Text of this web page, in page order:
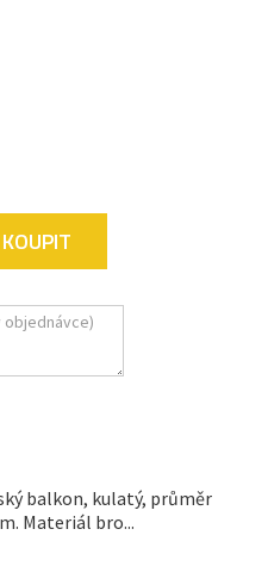
KOUPIT
balkon, kulatý, průměr
Materiál bro...